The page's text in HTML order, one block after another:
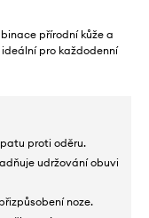
přírodní kůže a
pro každodenní
proti oděru.
udržování obuvi
noze.